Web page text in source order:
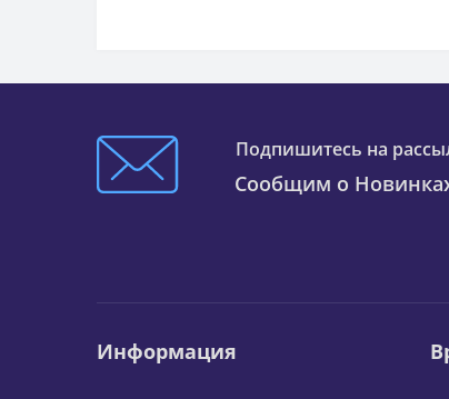
Подпишитесь на
Сообщим о
Информация